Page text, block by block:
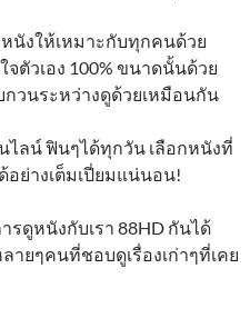
นังให้เหมาะกับทุกคนด้วย
ตัวเอง 100% ขนาดนั้นด้วย
วนระหว่างดูด้วยเหมือนกัน
ไลน์ ฟินๆได้ทุกวัน เลือกหนังที่
ย่างเต็มเปี่ยมแน่นอน!
ดูหนังกับเรา 88HD กันได้
ายๆคนที่ชอบดูเรื่องเก่าๆที่เคย